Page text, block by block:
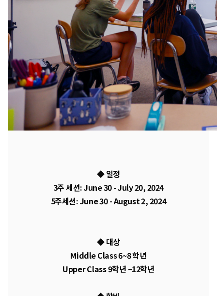
◆ 일정
3주 세션: June 30 - July 20, 2024
5주세션: June 30 - August 2, 2024
◆ 대상
Middle Class 6~8 학년
Upper Class 9학년 ~12학년